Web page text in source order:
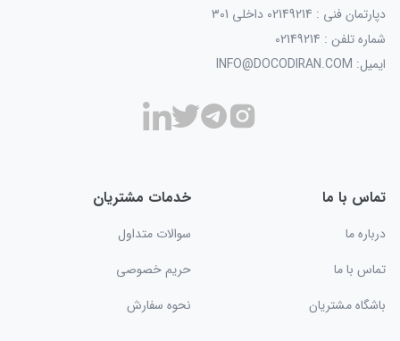
دپارتمان فنی : 02149214 داخلی 301
شماره تلفن : 02149214
ایمیل: INFO@DOCODIRAN.COM
تماس با ما
درباره ما
تماس با ما
باشگاه مشتریان
خدمات مشتریان
سوالات متداول
حریم خصوصی
نحوه سفارش